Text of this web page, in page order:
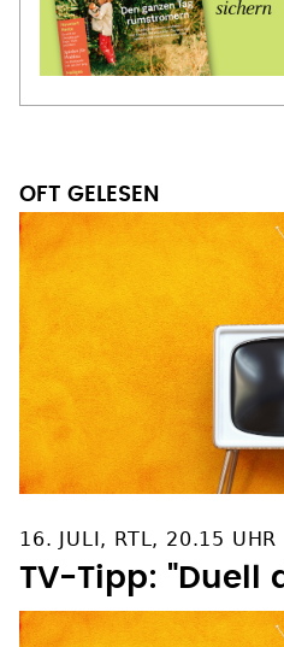
OFT GELESEN
16. JULI, RTL, 20.15 UHR
TV-Tipp: "Duell